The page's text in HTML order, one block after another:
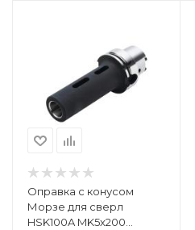
Оправка с конусом
Морзе для сверл
HSK100A MK5х200